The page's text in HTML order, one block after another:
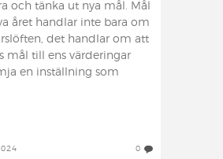
och tänka ut nya mål. Mål
året handlar inte bara om
det handlar om att
mål till ens värderingar
en inställning som
0